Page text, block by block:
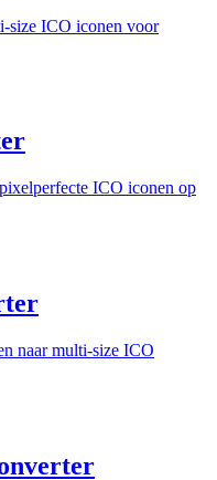
size ICO iconen voor
ICO iconen op
naar multi-size ICO